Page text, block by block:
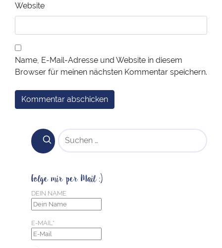
Website
Name, E-Mail-Adresse und Website in diesem
Browser für meinen nächsten Kommentar speichern.
SUCHEN NACH:
Folge mir per Mail :)
DEIN NAME
E-MAIL*